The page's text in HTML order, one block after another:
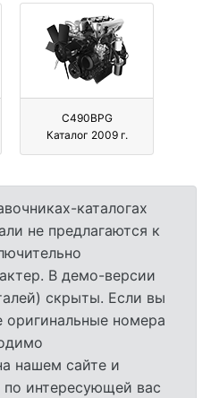
C490BPG
Каталог 2009 г.
каталогах
не предлагаются к
В демо-версии
скрыты. Если вы
оригинальные номера
нашем сайте и
интересующей вас